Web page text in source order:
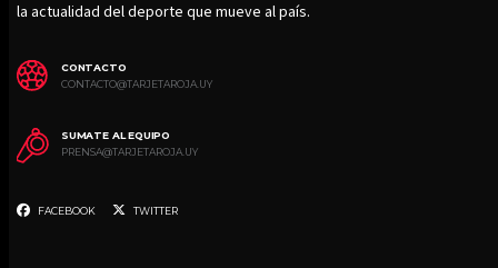
la actualidad del deporte que mueve al país.
CONTACTO
CONTACTO@TARJETAROJA.UY
SUMATE AL EQUIPO
PRENSA@TARJETAROJA.UY
FACEBOOK TWITTER